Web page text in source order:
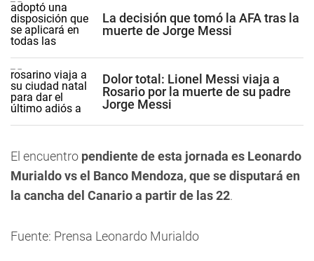
La decisión que tomó la AFA tras la
muerte de Jorge Messi
Dolor total: Lionel Messi viaja a
Rosario por la muerte de su padre
Jorge Messi
El encuentro pendiente de esta jornada es Leonardo
Murialdo vs el Banco Mendoza, que se disputará en
la cancha del Canario a partir de las 22.
Fuente: Prensa Leonardo Murialdo